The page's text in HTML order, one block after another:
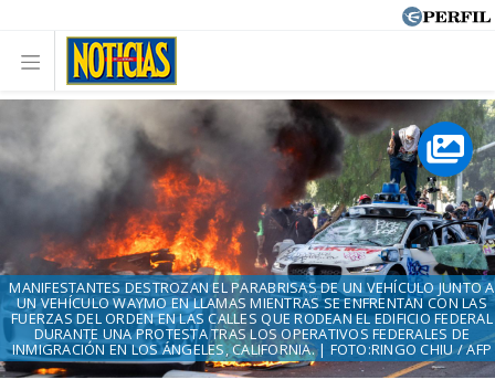
MANIFESTANTES DESTROZAN EL PARABRISAS DE UN VEHÍCULO JUNTO A
UN VEHÍCULO WAYMO EN LLAMAS MIENTRAS SE ENFRENTAN CON LAS
FUERZAS DEL ORDEN EN LAS CALLES QUE RODEAN EL EDIFICIO FEDERAL
DURANTE UNA PROTESTA TRAS LOS OPERATIVOS FEDERALES DE
INMIGRACIÓN EN LOS ÁNGELES, CALIFORNIA. | FOTO:RINGO CHIU / AFP